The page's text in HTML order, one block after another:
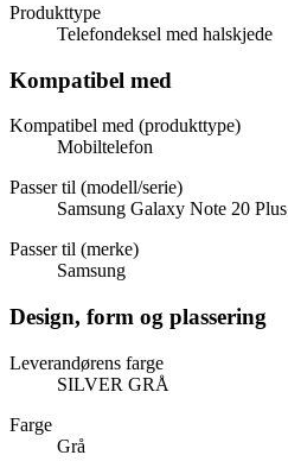
Produkttype
Telefondeksel med halskjede
Kompatibel med
Kompatibel med (produkttype)
Mobiltelefon
Passer til (modell/serie)
Samsung Galaxy Note 20 Plus
Passer til (merke)
Samsung
Design, form og plassering
Leverandørens farge
SILVER GRÅ
Farge
Grå